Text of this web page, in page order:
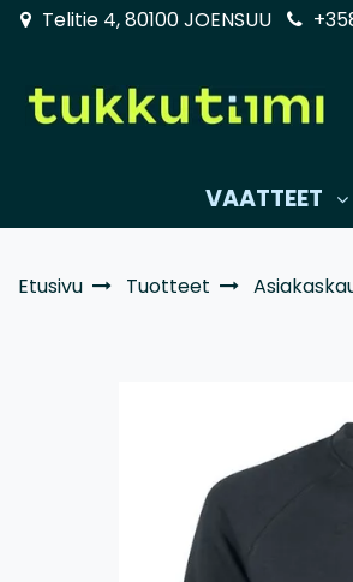
Siirry pääsisältöön
Telitie 4, 80100 JOENSUU
VAATTEET
Etusivu Tuotteet